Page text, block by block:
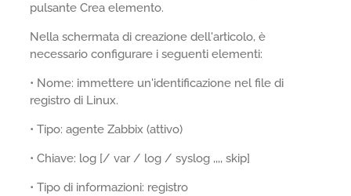
pulsante Crea elemento.
Nella schermata di creazione dell'articolo, è
necessario configurare i seguenti elementi:
• Nome: immettere un'identificazione nel file di
registro di Linux.
• Tipo: agente Zabbix (attivo)
• Chiave: log [/ var / log / syslog ,,,, skip]
• Tipo di informazioni: registro